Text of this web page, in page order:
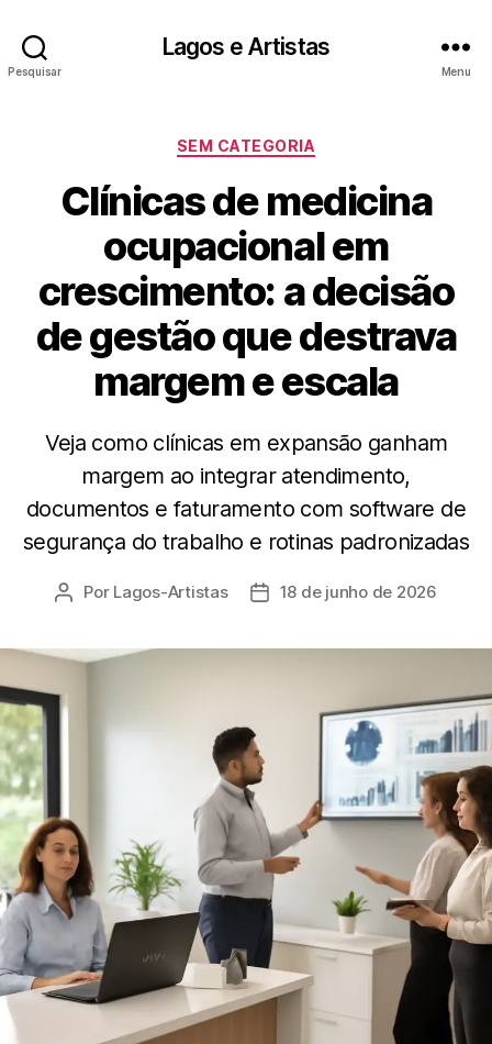
Pesquisar
Lagos e Artistas
Menu
Categorias
SEM CATEGORIA
Clínicas de medicina
ocupacional em
crescimento: a decisão
de gestão que destrava
margem e escala
Veja como clínicas em expansão ganham
margem ao integrar atendimento,
documentos e faturamento com software de
segurança do trabalho e rotinas padronizadas
Autor
Por Lagos-Artistas
Data18 de junho de 2026